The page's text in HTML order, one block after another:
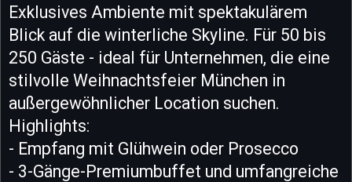
Exklusives Ambiente mit spektakulärem
Blick auf die winterliche Skyline. Für 50 bis
250 Gäste - ideal für Unternehmen, die eine
stilvolle Weihnachtsfeier München in
außergewöhnlicher Location suchen.
Highlights:
- Empfang mit Glühwein oder Prosecco
- 3-Gänge-Premiumbuffet und umfangreiche